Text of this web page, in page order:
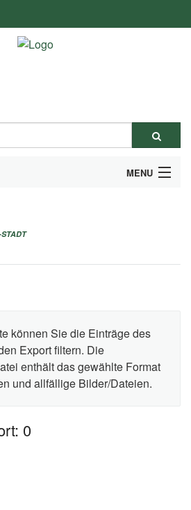
MENU
können Sie die Einträge des
Export filtern. Die
enthält das gewählte Format
und allfällige Bilder/Dateien.
0